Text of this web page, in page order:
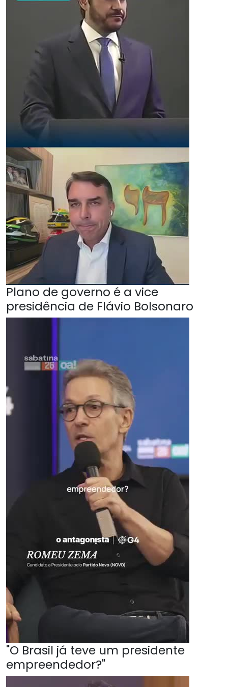
Plano de governo é a vice
presidência de Flávio Bolsonaro
"O Brasil já teve um presidente
empreendedor?"